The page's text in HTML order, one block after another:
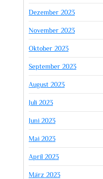
Dezember 2023
November 2023
Oktober 2023
September 2023
August 2023
Juli 2023
Juni 2023
Mai 2023
April 2023
März 2023